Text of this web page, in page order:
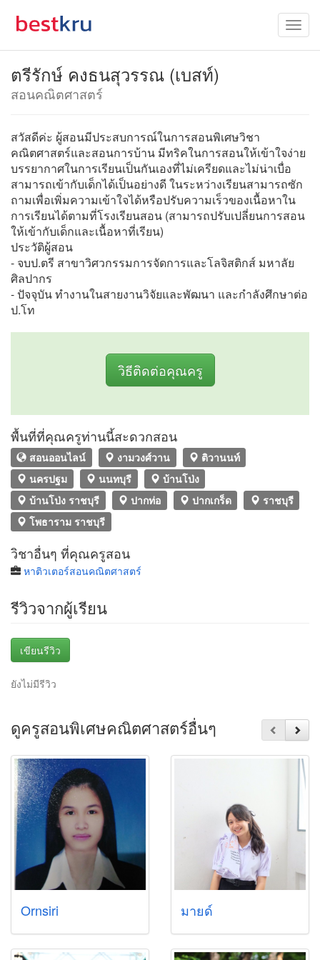
ตรีรักษ์ คงธนสุวรรณ (เบสท์)
สอนคณิตศาสตร์
สวัสดีค่ะ ผู้สอนมีประสบการณ์ในการสอนพิเศษวิชา
คณิตศาสตร์และสอนการบ้าน มีทริคในการสอนให้เข้าใจง่าย
บรรยากาศในการเรียนเป็นกันเองที่ไม่เครียดและไม่น่าเบื่อ
สามารถเข้ากับเด็กได้เป็นอย่างดี ในระหว่างเรียนสามารถซัก
ถามเพื่อเพิ่มความเข้าใจได้หรือปรับความเร็วของเนื้อหาใน
การเรียนได้ตามที่โรงเรียนสอน (สามารถปรับเปลี่ยนการสอน
ให้เข้ากับเด็กและเนื้อหาที่เรียน)
ประวัติผู้สอน
- จบป.ตรี สาขาวิศวกรรมการจัดการและโลจิสติกส์ มหาลัย
ศิลปากร
- ปัจจุบัน ทำงานในสายงานวิจัยและพัฒนา และกำลังศึกษาต่อ
ป.โท
วิธีติดต่อคุณครู
พื้นที่ที่คุณครูท่านนี้สะดวกสอน
สอนออนไลน์ งามวงศ์วาน
ติวานนท์
นครปฐม
นนทบุรี
บ้านโป่ง
บ้านโป่ง ราชบุรี
ปากท่อ ปากเกร็ด
ราชบุรี
โพธาราม ราชบุรี
วิชาอื่นๆ ที่คุณครูสอน
หาติวเตอร์สอนคณิตศาสตร์
รีวิวจากผู้เรียน
เขียนรีวิว
ยังไม่มีรีวิว
ดูครูสอนพิเศษคณิตศาสตร์อื่นๆ
Ornsiri มายด์